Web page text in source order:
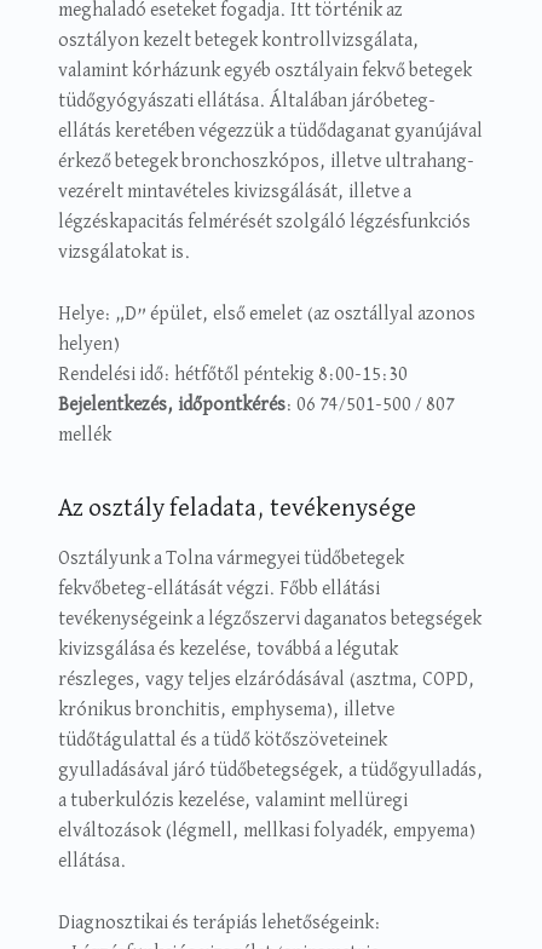
meghaladó eseteket fogadja. Itt történik az
osztályon kezelt betegek kontrollvizsgálata,
valamint kórházunk egyéb osztályain fekvő betegek
tüdőgyógyászati ellátása. Általában járóbeteg-
ellátás keretében végezzük a tüdődaganat gyanújával
érkező betegek bronchoszkópos, illetve ultrahang-
vezérelt mintavételes kivizsgálását, illetve a
légzéskapacitás felmérését szolgáló légzésfunkciós
vizsgálatokat is.
Helye: „D” épület, első emelet (az osztállyal azonos
helyen)
Rendelési idő: hétfőtől péntekig 8:00-15:30
Bejelentkezés, időpontkérés: 06 74/501-500 / 807
mellék
Az osztály feladata, tevékenysége
Osztályunk a Tolna vármegyei tüdőbetegek
fekvőbeteg-ellátását végzi. Főbb ellátási
tevékenységeink a légzőszervi daganatos betegségek
kivizsgálása és kezelése, továbbá a légutak
részleges, vagy teljes elzáródásával (asztma, COPD,
krónikus bronchitis, emphysema), illetve
tüdőtágulattal és a tüdő kötőszöveteinek
gyulladásával járó tüdőbetegségek, a tüdőgyulladás,
a tuberkulózis kezelése, valamint mellüregi
elváltozások (légmell, mellkasi folyadék, empyema)
ellátása.
Diagnosztikai és terápiás lehetőségeink: